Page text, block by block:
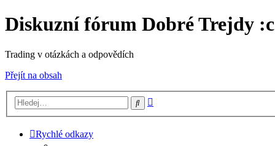
Diskuzní fórum Dobré Trejdy
Trading v otázkách a odpovědích
Přejít na obsah
Hledat
Rychlé odkazy